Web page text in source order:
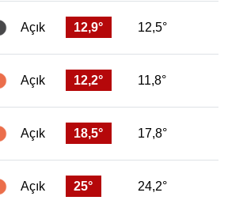
Açık 12,9° 12,5°
Açık 12,2° 11,8°
Açık 18,5° 17,8°
Açık 25° 24,2°